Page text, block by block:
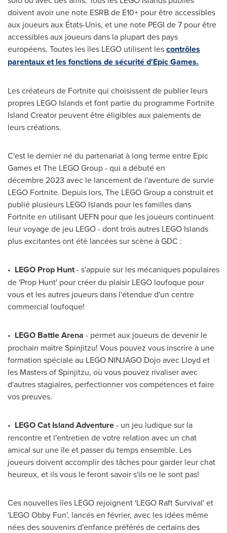
doivent avoir une note ESRB de E10+ pour être accessibles
aux joueurs aux États-Unis, et une note PEGI de7 pour être
accessibles aux joueurs dans la plupart des pays
européens. Toutes les îles LEGO utilisent lescontrôles
parentaux et les fonctions de sécurité d'Epic Games.
Les créateurs de Fortnite qui choisissent de publier leurs
propres LEGO Islands et font partie du programme Fortnite
Island Creator peuvent être éligibles aux paiements de
leurs créations.
C'est le dernier né du partenariat à long terme entre Epic
Games et The LEGO Group - qui a débuté en
décembre 2023 avec le lancement de l'aventure de survie
LEGO Fortnite. Depuis lors, The LEGO Group a construit et
publié plusieurs LEGO Islands pour les familles dans
Fortnite en utilisant UEFN pour que les joueurs continuent
leur voyage de jeu LEGO - dont trois autres LEGO Islands
plus excitantes ont été lancées sur scène à GDC :
• LEGO Prop Hunt- s'appuie sur les mécaniques populaires
de 'Prop Hunt' pour créer du plaisir LEGO loufoque pour
vous et les autres joueurs dans l'étendue d'un centre
commercial loufoque!
• LEGO Battle Arena - permet aux joueurs de devenir le
prochain maître Spinjitzu! Vous pouvez vous inscrire à une
formation spéciale au LEGO NINJAGO Dojo avec Lloyd et
les Masters of Spinjitzu, où vous pouvez rivaliser avec
d'autres stagiaires, perfectionner vos compétences et faire
vos preuves.
• LEGO Cat Island Adventure- un jeu ludique sur la
rencontre et l'entretien de votre relation avec un chat
amical sur une île et passer du temps ensemble. Les
joueurs doivent accomplir des tâches pour garder leur chat
heureux, et ils vous le feront savoir s'ils ne le sont pas!
Ces nouvelles îles LEGO rejoignent 'LEGO Raft Survival' et
'LEGO Obby Fun', lancés en février, avec les idées même
nées des souvenirs d'enfance préférés de certains des